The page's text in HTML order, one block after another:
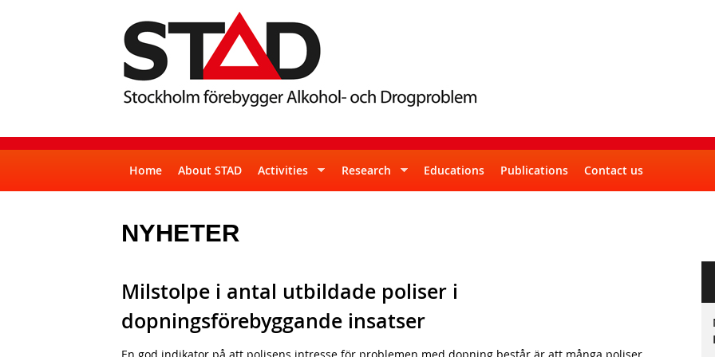
S
T
D
S
u
e
f
s
Home About STAD Activities Research Educations Publications Contact us
NYHETER
Milstolpe i antal utbildade poliser i
dopningsförebyggande insatser